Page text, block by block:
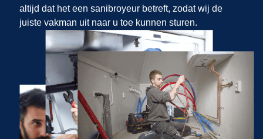
altijd dat het een sanibroyeur betreft, zodat wij de
juiste vakman uit naar u toe kunnen sturen.